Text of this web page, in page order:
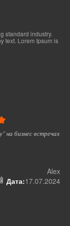
standard industry.
text. Lorem Ipsum is
бизнес встречах
Alex
Дата:17.07.2024